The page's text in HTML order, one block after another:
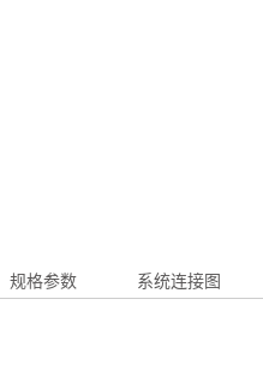
规格参数 系统连接图